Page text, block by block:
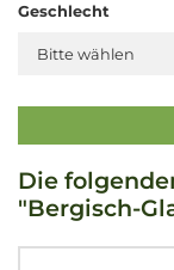
Geschlecht
Die
"Bergisch-